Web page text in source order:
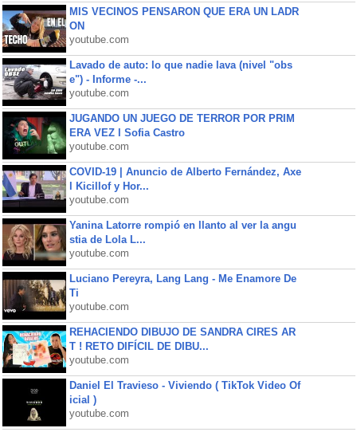
MIS VECINOS PENSARON QUE ERA UN LADR
ON
youtube.com
Lavado de auto: lo que nadie lava (nivel "obs
e") - Informe -...
youtube.com
JUGANDO UN JUEGO DE TERROR POR PRIM
ERA VEZ l Sofia Castro
youtube.com
COVID-19 | Anuncio de Alberto Fernández, Axe
l Kicillof y Hor...
youtube.com
Yanina Latorre rompió en llanto al ver la angu
stia de Lola L...
youtube.com
Luciano Pereyra, Lang Lang - Me Enamore De
Ti
youtube.com
REHACIENDO DIBUJO DE SANDRA CIRES AR
T ! RETO DIFÍCIL DE DIBU...
youtube.com
Daniel El Travieso - Viviendo ( TikTok Video Of
icial )
youtube.com